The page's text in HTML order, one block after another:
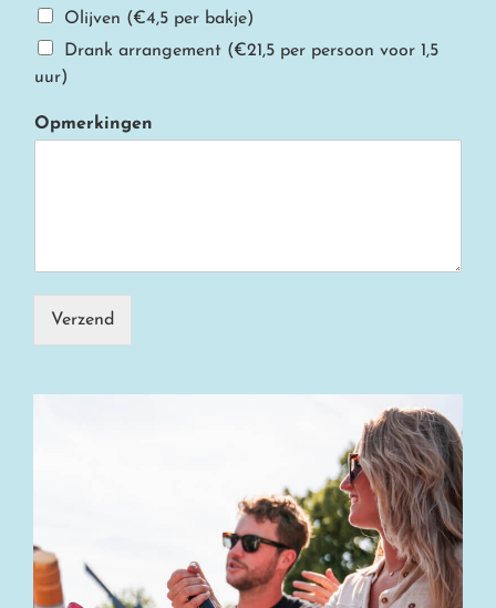
Olijven (€4,5 per bakje)
Drank arrangement (€21,5 per persoon voor 1,5
uur)
Opmerkingen
Verzend